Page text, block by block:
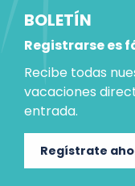
BOLETÍN
Registrarse es
Recibe todas
vacaciones
entrada.
Regístrate